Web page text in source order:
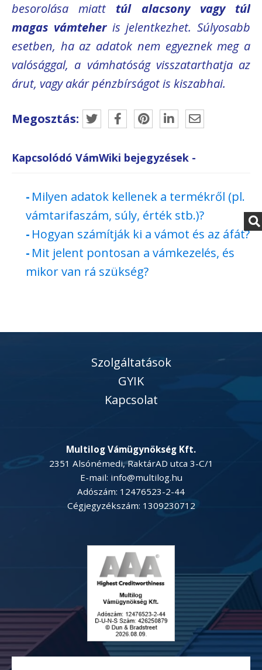
besorolása miatt túl alacsony vagy túl
magas vámteheris jelentkezhet. Súlyosabb
esetben, ha az adatok nem egyeznek meg a
valósággal, a vámhatóság visszatarthatja az
árut, vagy akár pénzbírságot is kiszabhai.
Megosztás:
Kapcsolódó VámWiki bejegyzések -
Milyen adatok kellenek a termékről (pl.
vámtarifaszám, súly, érték stb.)?
Hogyan számítják ki a vámot és az áfát?
Mit jelent pontosan a vámkezelés, és
mikor van rá szükség?
Multilog Vámügynökség Kft.
2351 Alsónémedi, RaktárAD utca 3-C/1
E-mail: info@multilog.hu
Adószám: 12476523-2-44
Cégjegyzékszám: 1309230712
Szolgáltatások
GYIK
Kapcsolat